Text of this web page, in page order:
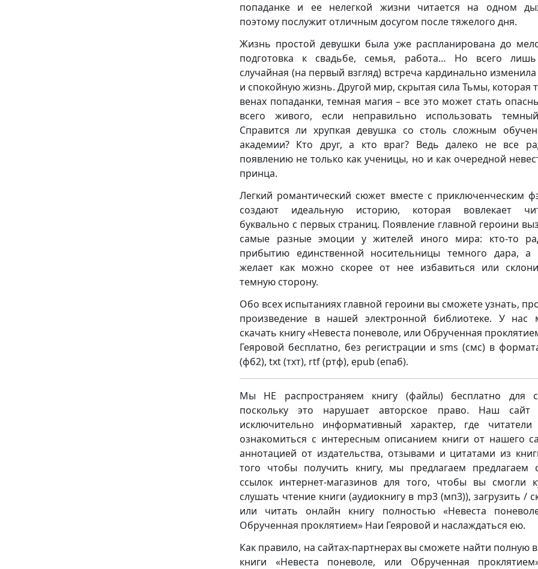
попаданке и ее нелегкой жизни читается на одном
поэтому послужит отличным досугом после тяжелого дня.
Жизнь простой девушки была уже распланирована до
подготовка к свадьбе, семья, работа… Но всего
случайная (на первый взгляд) встреча кардинально
и спокойную жизнь. Другой мир, скрытая сила Тьмы, которая
венах попаданки, темная магия – все это может стать
всего живого, если неправильно использовать
Справится ли хрупкая девушка со столь сложным
академии? Кто друг, а кто враг? Ведь далеко не все
появлению не только как ученицы, но и как очередной
принца.
Легкий романтический сюжет вместе с приключенческим
создают идеальную историю, которая вовлекает
буквально с первых страниц. Появление главной героини
самые разные эмоции у жителей иного мира: кто-то
прибытию единственной носительницы темного дара, а
желает как можно скорее от нее избавиться или
темную сторону.
Обо всех испытаниях главной героини вы сможете узнать,
произведение в нашей электронной библиотеке. У нас
скачать книгу «Невеста поневоле, или Обрученная
Геяровой бесплатно, без регистрации и sms (смс) в
(фб2), txt (тхт), rtf (ртф), epub (епаб).
Мы НЕ распространяем книгу (файлы) бесплатно для
поскольку это нарушает авторское право. Наш сайт
исключительно информативный характер, где читатели
ознакомиться с интересным описанием книги от нашего
аннотацией от издательства, отзывами и цитатами из
того чтобы получить книгу, мы предлагаем предлагаем
ссылок интернет-магазинов для того, чтобы вы смогли
слушать чтение книги (аудиокнигу в mp3 (мп3)), загрузить /
или читать онлайн книгу полностью «Невеста
Обрученная проклятием» Наи Геяровой и наслаждаться ею.
Как правило, на сайтах-партнерах вы сможете найти полную
книги «Невеста поневоле, или Обрученная